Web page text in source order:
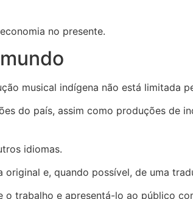
no presente.
musical indígena não está limitada
do país, assim como produções de
idiomas.
e, quando possível, de uma
trabalho e apresentá-lo ao público